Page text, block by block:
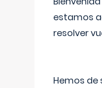
estamos
resolver
Hemos de